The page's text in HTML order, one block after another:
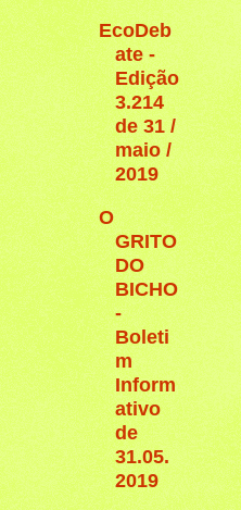
EcoDeb
ate -
Edição
3.214
de 31 /
maio /
2019
O
GRITO
DO
BICHO
-
Boleti
m
Inform
ativo
de
31.05.
2019